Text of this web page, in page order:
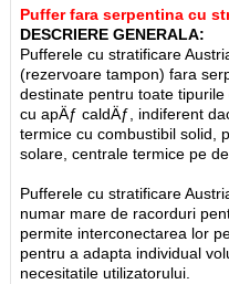
Puffer fara serpentina cu
DESCRIERE GENERALA:
Pufferele cu stratificare
(rezervoare tampon) fara
destinate pentru toate
cu apÄƒ caldÄƒ, indiferent
termice cu combustibil solid,
solare, centrale termice pe
Pufferele cu stratificare
numar mare de racorduri
permite interconectarea lor
pentru a adapta individual
necesitatile utilizatorului.